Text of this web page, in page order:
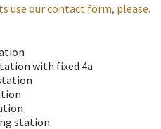
use our contact form, please.
with fixed 4a
station